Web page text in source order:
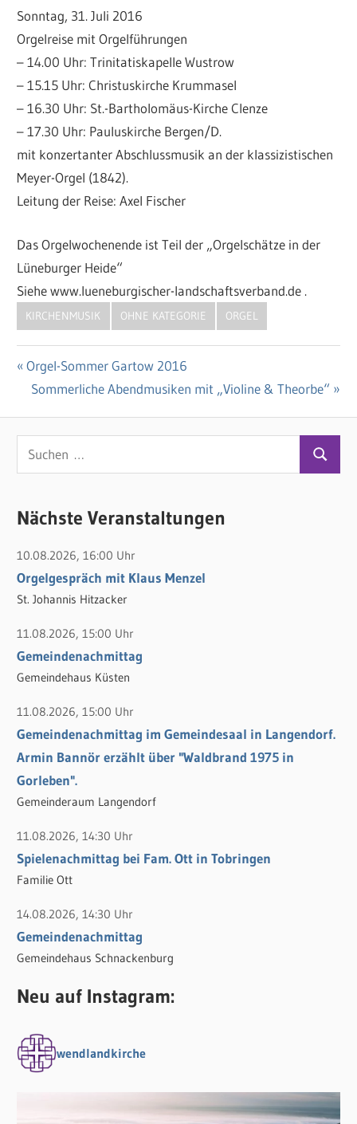
Sonntag, 31. Juli 2016
Orgelreise mit Orgelführungen
– 14.00 Uhr: Trinitatiskapelle Wustrow
– 15.15 Uhr: Christuskirche Krummasel
– 16.30 Uhr: St.-Bartholomäus-Kirche Clenze
– 17.30 Uhr: Pauluskirche Bergen/D.
mit konzertanter Abschlussmusik an der klassizistischen
Meyer-Orgel (1842).
Leitung der Reise: Axel Fischer
Das Orgelwochenende ist Teil der „Orgelschätze in der
Lüneburger Heide“
Siehe www.lueneburgischer-landschaftsverband.de .
KIRCHENMUSIK OHNE KATEGORIE ORGEL
Beitragsnavigation
Vorheriger
Beitrag:
Orgel-Sommer Gartow 2016
Nächster
Sommerliche Abendmusiken mit „Violine & Theorbe“
u
h
n
n
a
c
h
:
Nächste Veranstaltungen
10.08.2026, 16:00 Uhr
Orgelgespräch mit Klaus Menzel
St. Johannis Hitzacker
11.08.2026, 15:00 Uhr
Gemeindenachmittag
Gemeindehaus Küsten
11.08.2026, 15:00 Uhr
Gemeindenachmittag im Gemeindesaal in Langendorf.
Armin Bannör erzählt über "Waldbrand 1975 in
Gorleben".
Gemeinderaum Langendorf
11.08.2026, 14:30 Uhr
Spielenachmittag bei Fam. Ott in Tobringen
Familie Ott
14.08.2026, 14:30 Uhr
Gemeindenachmittag
Gemeindehaus Schnackenburg
Neu auf Instagram:
wendlandkirche